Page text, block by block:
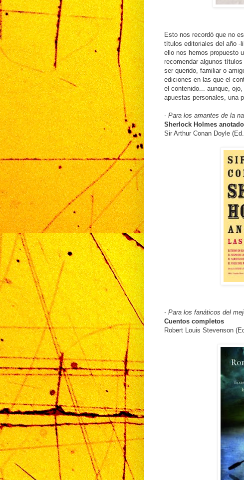
Esto nos recordó que no
títulos editoriales del año -
ello nos hemos propuesto
recomendar algunos
ser querido, familiar o
ediciones en las que el
el contenido... aunque,
apuestas personales, una
- Para los amantes de la
Sherlock Holmes
Sir Arthur Conan Doyle
- Para los fanáticos del
Cuentos completos
Robert Louis Stevenson